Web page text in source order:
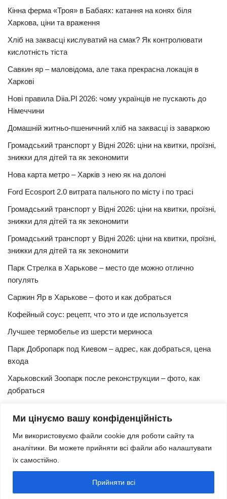
Ми цінуємо вашу конфіденційність
Ми використовуємо файли cookie для роботи сайту та
аналітики. Ви можете прийняти всі файли або налаштувати
їх самостійно.
Прийняти всі
Кінна ферма «Троя» в Бабаях: катання на конях біля
Харкова, ціни та враження
Хліб на заквасці кислуватий на смак? Як контролювати
кислотність тіста
Савкин яр – маловідома, але така прекрасна локація в
Харкові
Нові правила Diia.Pl 2026: чому українців не пускають до
Німеччини
Домашній житньо-пшеничний хліб на заквасці із заваркою
Громадський транспорт у Відні 2026: ціни на квитки, проїзні,
знижки для дітей та як зекономити
Нова карта метро – Харків з нею як на долоні
Ford Ecosport 2.0 витрата пального по місту і по трасі
Громадський транспорт у Відні 2026: ціни на квитки, проїзні,
знижки для дітей та як зекономити
Громадський транспорт у Відні 2026: ціни на квитки, проїзні,
знижки для дітей та як зекономити
Парк Стрелка в Харькове – место где можно отлично
погулять
Саржин Яр в Харькове – фото и как добраться
Кофейный соус: рецепт, что это и где используется
Лучшее термобелье из шерсти мериноса
Парк Добропарк под Киевом – адрес, как добраться, цена
входа
Харьковский Зоопарк после реконструкции – фото, как
добраться
домашних условиях
Харьковская Швейцария – цены, адрес, как добраться
Маршрут и расписание 27 троллейбуса (Харьков)
Трамвай № 3 Харьков – маршрут, время и интервал